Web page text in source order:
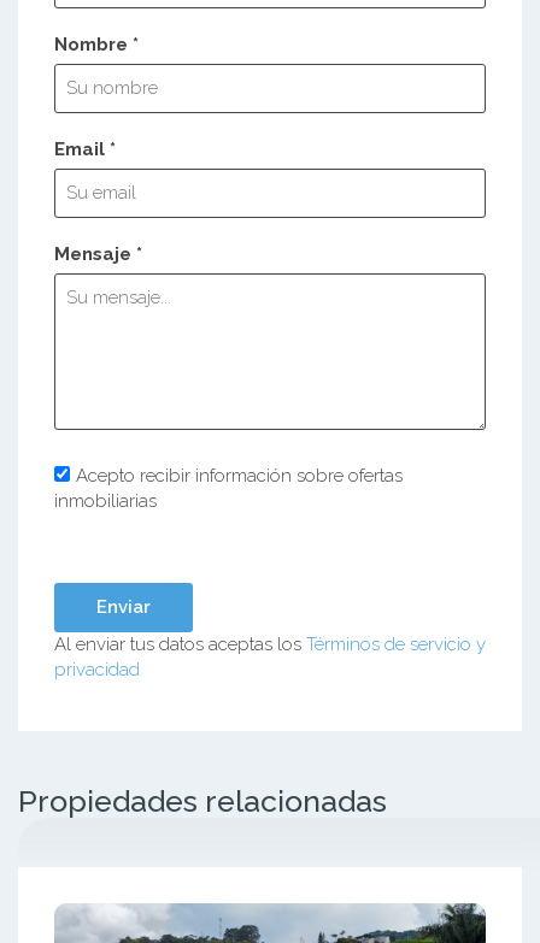
Nombre *
Email *
Mensaje *
Acepto recibir información sobre ofertas
inmobiliarias
Al enviar tus datos aceptas los Términos de servicio y
privacidad
Propiedades relacionadas